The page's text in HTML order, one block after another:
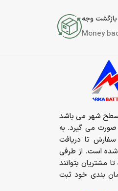
وجه
Money
سطح شهر می باشد
می گیرد. به
تا دریافت
شده است. از طرفی
مشتریان بتوانند
بندی خود ثبت